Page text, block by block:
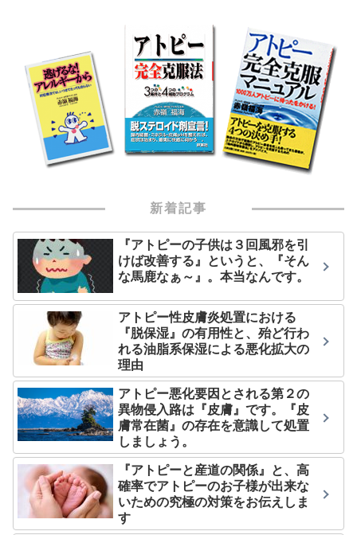
新着記事
『アトピーの子供は３回風邪を引
けば改善する』というと、『そん
な馬鹿なぁ～』。本当なんです。
アトピー性皮膚炎処置における
『脱保湿』の有用性と、殆ど行わ
れる油脂系保湿による悪化拡大の
理由
アトピー悪化要因とされる第２の
異物侵入路は『皮膚』です。『皮
膚常在菌』の存在を意識して処置
しましょう。
『アトピーと産道の関係』と、高
確率でアトピーのお子様が出来な
いための究極の対策をお伝えしま
す